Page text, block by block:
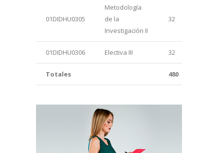
01DIDHU0305
Metodología
de la
Investigación II
32
01DIDHU0306 Electiva III 32
Totales 480